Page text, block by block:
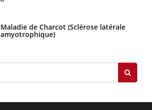
Maladie de Charcot (Sclérose latérale
amyotrophique)